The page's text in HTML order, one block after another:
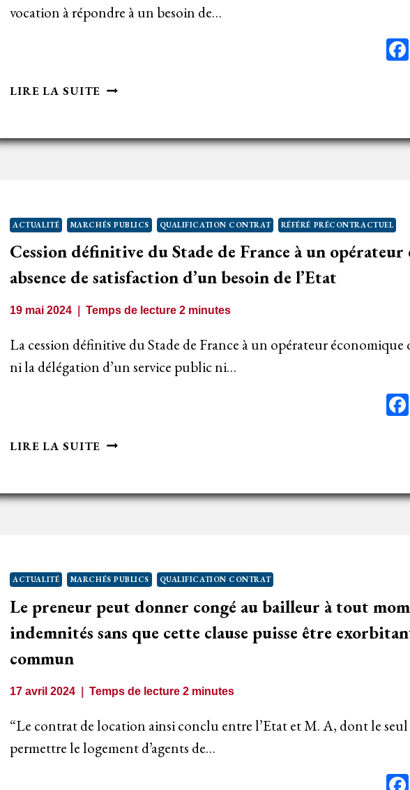
vocation à répondre à un besoin de…
LIRE LA SUITE EN
SATISFACTION
CONTRAT
EST
PRIVÉ
ACTUALITÉ MARCHÉS PUBLICS QUALIFICATION CONTRAT RÉFÉRÉ PRÉCONTRACTUEL
Cession définitive du Stade de France à un opérateur
absence de satisfaction d’un besoin de l’Etat
19 mai 2024 Temps de lecture 2 minutes
La cession définitive du Stade de France à un opérateur économique
ni la délégation d’un service public ni…
LIRE LA SUITE CESSION
STADE
UN
OPÉRATEUR
ÉCONOMIQUE
ABSENCE
D’UN
DE
L’ETAT
ACTUALITÉ MARCHÉS PUBLICS QUALIFICATION CONTRAT
Le preneur peut donner congé au bailleur à tout
indemnités sans que cette clause puisse être
commun
17 avril 2024 Temps de lecture 2 minutes
“Le contrat de location ainsi conclu entre l’Etat et M. A, dont le
permettre le logement d’agents de…